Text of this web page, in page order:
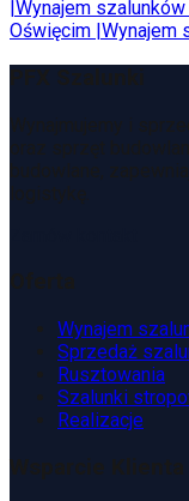
Wynajem szalunków
Oświęcim Wynajem
Wynajem
Sprzedaż
Rusztowania
Szalunki
Realizacje